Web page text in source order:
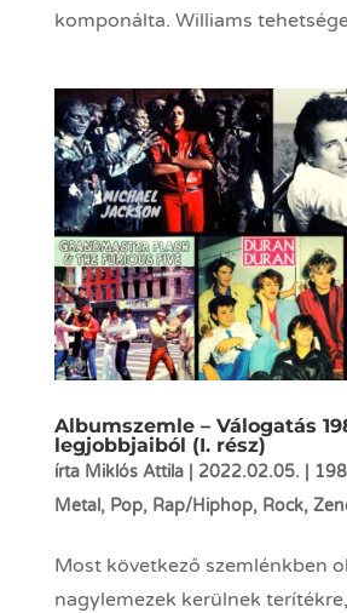
komponálta. Williams
Albumszemle – Válogatás
legjobbjaiból (I. rész)
írta Miklós Attila| 2022.02.05.
Metal, Pop, Rap/Hiphop, Rock,
Most következő szemlénkben
nagylemezek kerülnek